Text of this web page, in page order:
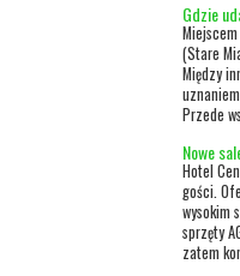
Gdzie
(Stare
Między
Przede
Nowe
Hotel
gości.
wysokim
sprzęty
zatem